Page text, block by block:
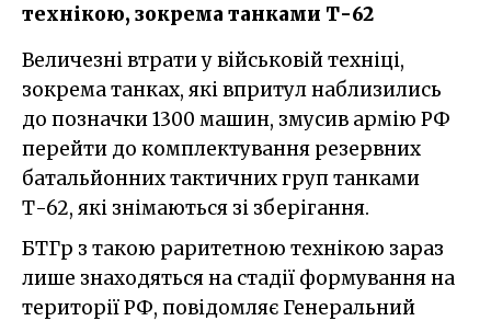
технікою, зокрема танками Т-62
Величезні втрати у військовій техніці,
зокрема танках, які впритул наблизились
до позначки 1300 машин, змусив армію РФ
перейти до комплектування резервних
батальйонних тактичних груп танками
Т-62, які знімаються зі зберігання.
БТГр з такою раритетною технікою зараз
лише знаходяться на стадії формування на
території РФ, повідомляє Генеральний